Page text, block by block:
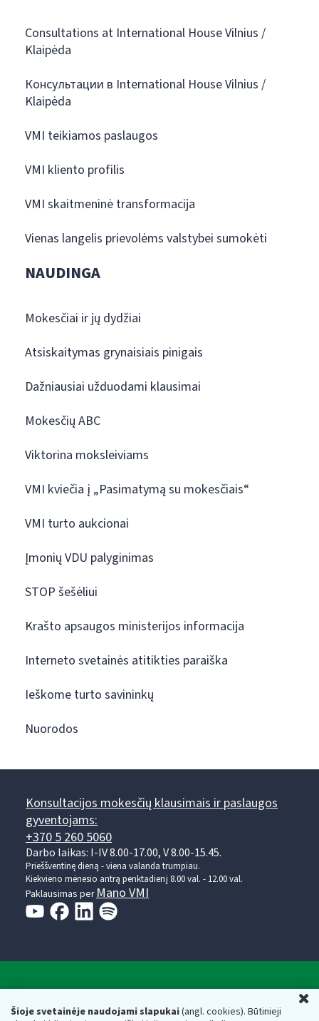
Šioje svetainėje naudojami slapukai(angl. cookies). Būtinieji
Consultations at International House Vilnius /
Klaipėda
Консультации в International House Vilnius /
Klaipėda
VMI teikiamos paslaugos
VMI kliento profilis
VMI skaitmeninė transformacija
Vienas langelis prievolėms valstybei sumokėti
NAUDINGA
Mokesčiai ir jų dydžiai
Atsiskaitymas grynaisiais pinigais
Dažniausiai užduodami klausimai
Mokesčių ABC
Viktorina moksleiviams
VMI kviečia į „Pasimatymą su mokesčiais“
VMI turto aukcionai
Įmonių VDU palyginimas
STOP šešėliui
Krašto apsaugos ministerijos informacija
Interneto svetainės atitikties paraiška
Ieškome turto savininkų
Nuorodos
Konsultacijos mokesčių klausimais ir paslaugos
gyventojams:
+370 5 260 5060
Darbo laikas: I-IV 8.00-17.00, V 8.00-15.45.
Prieššventinę dieną - viena valanda trumpiau.
Kiekvieno mėnesio antrą penktadienį 8.00 val. - 12.00 val.
Paklausimas per Mano VMI
Respublikos finansų ministerijos